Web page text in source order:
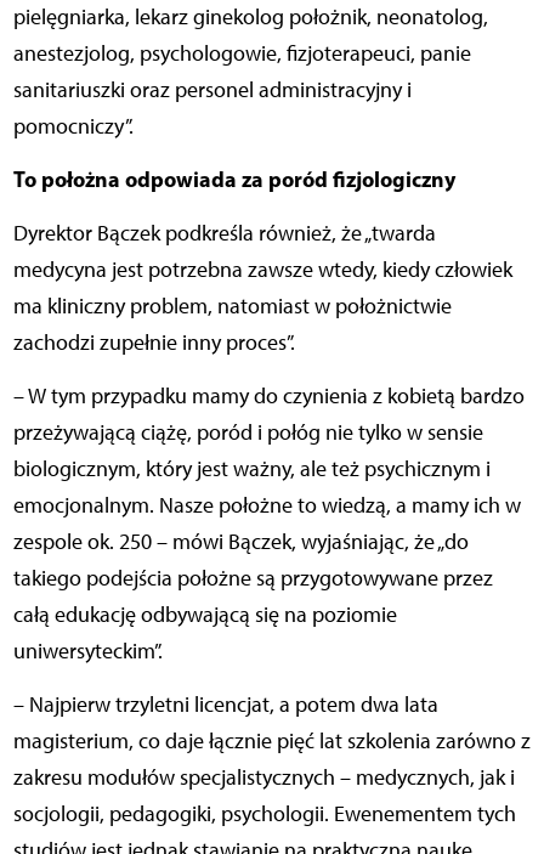
pielęgniarka, lekarz ginekolog położnik, neonatolog,
anestezjolog, psychologowie, fizjoterapeuci, panie
sanitariuszki oraz personel administracyjny i
pomocniczy”.
To położna odpowiada za poród fizjologiczny
Dyrektor Bączek podkreśla również, że „twarda
medycyna jest potrzebna zawsze wtedy, kiedy człowiek
ma kliniczny problem, natomiast w położnictwie
zachodzi zupełnie inny proces”.
– W tym przypadku mamy do czynienia z kobietą bardzo
przeżywającą ciążę, poród i połóg nie tylko w sensie
biologicznym, który jest ważny, ale też psychicznym i
emocjonalnym. Nasze położne to wiedzą, a mamy ich w
zespole ok. 250 – mówi Bączek, wyjaśniając, że „do
takiego podejścia położne są przygotowywane przez
całą edukację odbywającą się na poziomie
uniwersyteckim”.
– Najpierw trzyletni licencjat, a potem dwa lata
magisterium, co daje łącznie pięć lat szkolenia zarówno z
zakresu modułów specjalistycznych – medycznych, jak i
socjologii, pedagogiki, psychologii. Ewenementem tych